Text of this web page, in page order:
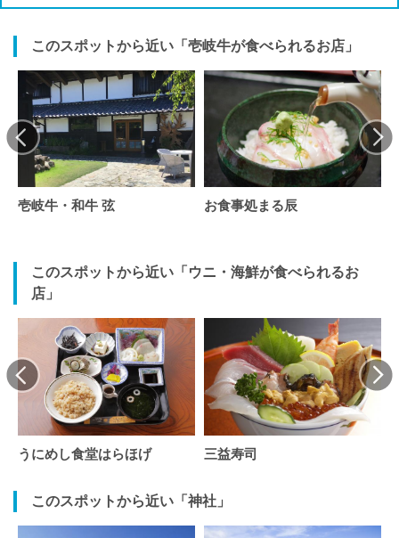
このスポットから近い「壱岐牛が食べられるお店」
壱岐牛・和牛 弦 お食事処まる辰
このスポットから近い「ウニ・海鮮が食べられるお
店」
うにめし食堂はらほげ 三益寿司
このスポットから近い「神社」